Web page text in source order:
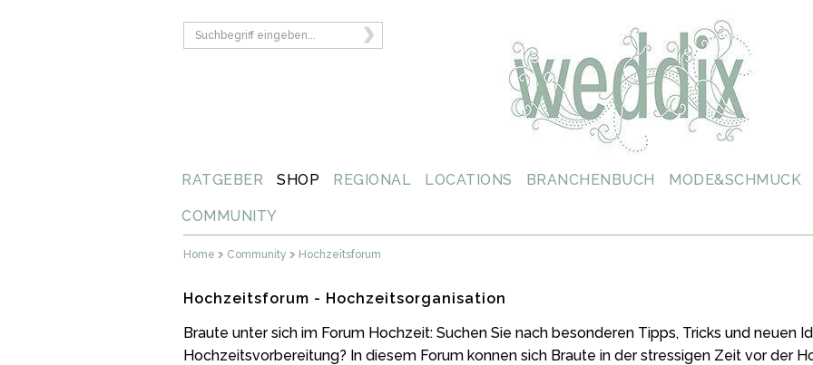
RATGEBER SHOP REGIONAL LOCATIONS BRANCHENBUCH MODE&SCHMUCK
COMMUNITY
Home Community Hochzeitsforum
Hochzeitsforum - Hochzeitsorganisation
Braute unter sich im Forum Hochzeit: Suchen Sie nach besonderen Tipps, Tricks und neuen
Hochzeitsvorbereitung? In diesem Forum konnen sich Braute in der stressigen Zeit vor der